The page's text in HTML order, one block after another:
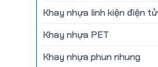
Khay nhựa linh kiện điện tử
Khay nhựa PET
Khay nhựa phun nhung